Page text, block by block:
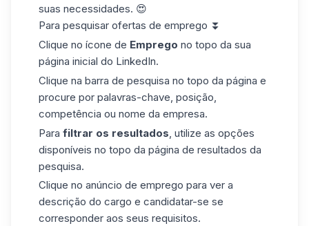
suas necessidades. 😍
Para pesquisar ofertas de emprego ⏬
Clique no ícone de Emprego no topo da sua
página inicial do LinkedIn.
Clique na barra de pesquisa no topo da página e
procure por palavras-chave, posição,
competência ou nome da empresa.
Para filtrar os resultados , utilize as opções
disponíveis no topo da página de resultados da
pesquisa.
Clique no anúncio de emprego para ver a
descrição do cargo e candidatar-se se
corresponder aos seus requisitos.